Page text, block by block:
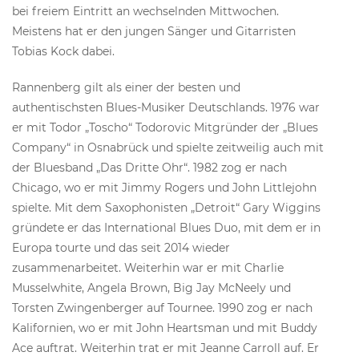
bei freiem Eintritt an wechselnden Mittwochen.
Meistens hat er den jungen Sänger und Gitarristen
Tobias Kock dabei.
Rannenberg gilt als einer der besten und
authentischsten Blues-Musiker Deutschlands. 1976 war
er mit Todor „Toscho“ Todorovic Mitgründer der „Blues
Company“ in Osnabrück und spielte zeitweilig auch mit
der Bluesband „Das Dritte Ohr“. 1982 zog er nach
Chicago, wo er mit Jimmy Rogers und John Littlejohn
spielte. Mit dem Saxophonisten „Detroit“ Gary Wiggins
gründete er das International Blues Duo, mit dem er in
Europa tourte und das seit 2014 wieder
zusammenarbeitet. Weiterhin war er mit Charlie
Musselwhite, Angela Brown, Big Jay McNeely und
Torsten Zwingenberger auf Tournee. 1990 zog er nach
Kalifornien, wo er mit John Heartsman und mit Buddy
Ace auftrat. Weiterhin trat er mit Jeanne Carroll auf. Er